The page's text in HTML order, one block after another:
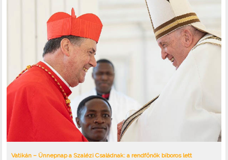
Vatikán – Ünnepnap a Szalézi Családnak: a rendfőnök bíboros lett